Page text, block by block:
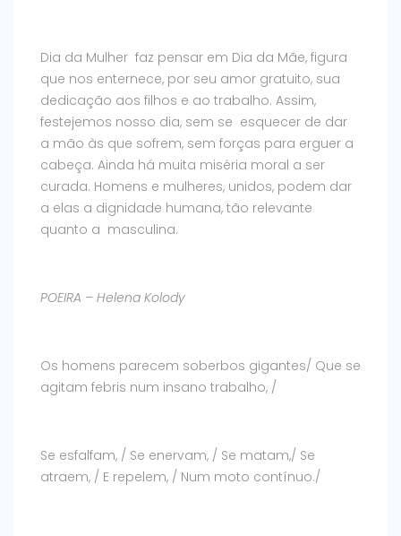
Dia da Mulher faz pensar em Dia da Mãe, figura
que nos enternece, por seu amor gratuito, sua
dedicação aos filhos e ao trabalho. Assim,
festejemos nosso dia, sem se esquecer de dar
a mão às que sofrem, sem forças para erguer a
cabeça. Ainda há muita miséria moral a ser
curada. Homens e mulheres, unidos, podem dar
a elas a dignidade humana, tão relevante
quanto a masculina.
POEIRA – Helena Kolody
Os homens parecem soberbos gigantes/ Que se
agitam febris num insano trabalho, /
Se esfalfam, / Se enervam, / Se matam,/ Se
atraem, / E repelem, / Num moto contínuo./